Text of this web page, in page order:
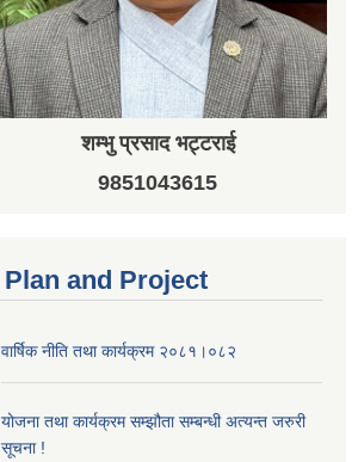
शम्भु प्रसाद भट्टराई
9851043615
Plan and Project
वार्षिक नीति तथा कार्यक्रम २०८१।०८२
योजना तथा कार्यक्रम सम्झौता सम्बन्धी अत्यन्त जरुरी
सूचना !